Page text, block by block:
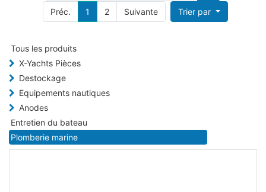
Préc. 1 2 Suivante Trier par
Tous les produits
X-Yachts Pièces
Destockage
Equipements nautiques
Anodes
Entretien du bateau
Plomberie marine